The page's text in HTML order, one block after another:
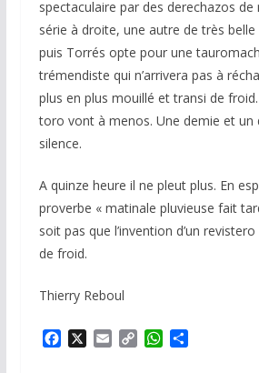
spectaculaire par des derechazos de
série à droite, une autre de très
puis Torrés opte pour une
trémendiste qui n’arrivera pas à
plus en plus mouillé et transi de
toro vont à menos. Une demie et un
silence.
A quinze heure il ne pleut plus. En
proverbe « matinale pluvieuse fait
soit pas que l’invention d’un
de froid.
Thierry Reboul
F
X
E
C
W P